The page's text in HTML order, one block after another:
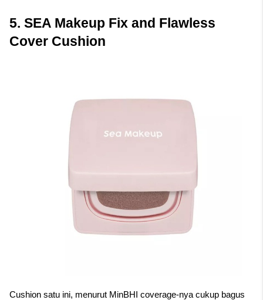
5. SEA Makeup Fix and Flawless
Cover Cushion
Cushion satu ini, menurut MinBHI coverage-nya cukup bagus